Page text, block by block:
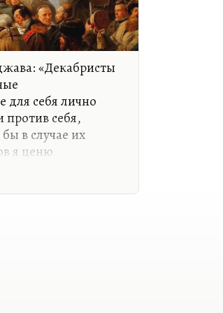
«Декабристы
себя лично
против себя,
в случае их
я ценю
И нечего
Государство
Николая I
что это шантаж,
и потом романе